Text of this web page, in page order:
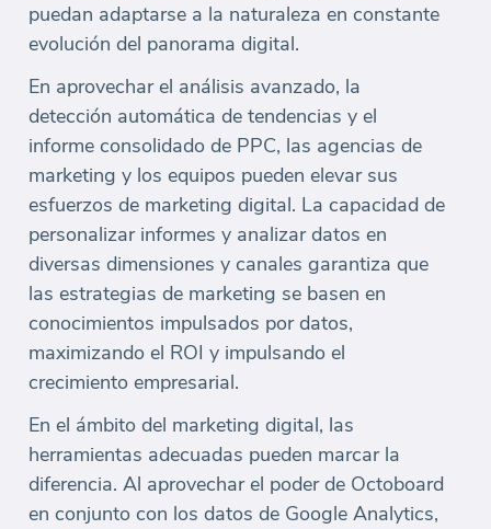
puedan adaptarse a la naturaleza en constante
evolución del panorama digital.
En aprovechar el análisis avanzado, la
detección automática de tendencias y el
informe consolidado de PPC, las agencias de
marketing y los equipos pueden elevar sus
esfuerzos de marketing digital. La capacidad de
personalizar informes y analizar datos en
diversas dimensiones y canales garantiza que
las estrategias de marketing se basen en
conocimientos impulsados por datos,
maximizando el ROI y impulsando el
crecimiento empresarial.
En el ámbito del marketing digital, las
herramientas adecuadas pueden marcar la
diferencia. Al aprovechar el poder de Octoboard
en conjunto con los datos de Google Analytics,